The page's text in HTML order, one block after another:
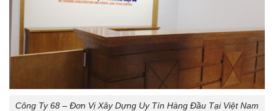
Công Ty 68 – Đơn Vị Xây Dựng Uy Tín Hàng Đầu Tại Việt Nam